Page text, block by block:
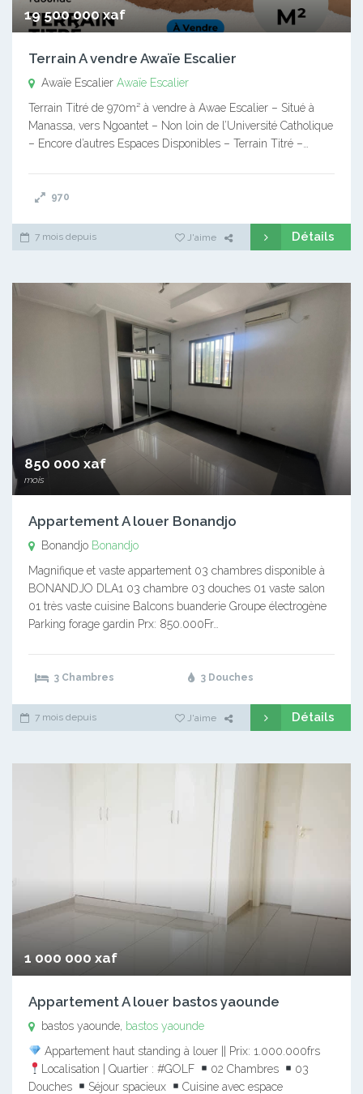
19 500 000 xaf
Terrain A vendre Awaïe Escalier
Awaïe Escalier Awaïe Escalier
Terrain Titré de 970m² à vendre à Awae Escalier – Situé à
Manassa, vers Ngoantet – Non loin de l’Université Catholique
– Encore d’autres Espaces Disponibles – Terrain Titré –…
970
7 mois depuis J'aime Détails
850 000 xaf
mois
Appartement A louer Bonandjo
Bonandjo Bonandjo
Magnifique et vaste appartement 03 chambres disponible à
BONANDJO DLA1 03 chambre 03 douches 01 vaste salon
01 très vaste cuisine Balcons buanderie Groupe électrogène
Parking forage gardin Prx: 850.000Fr…
3 Chambres 3 Douches
7 mois depuis J'aime Détails
1 000 000 xaf
Appartement A louer bastos yaounde
bastos yaounde, bastos yaounde
Appartement haut standing à louer || Prix: 1.000.000frs
Localisation | Quartier : #GOLF
02 Chambres
03
Douches
Séjour spacieux
Cuisine avec espace